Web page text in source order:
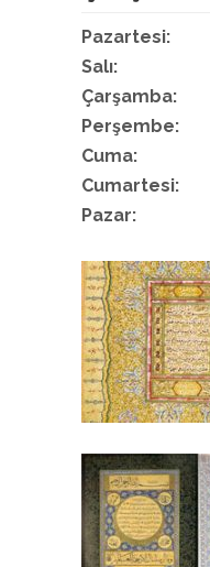
Pazartesi:
Salı:
Çarşamba:
Perşembe:
Cuma:
Cumartesi:
Pazar: